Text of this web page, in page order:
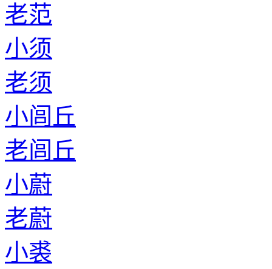
老范
小须
老须
小闾丘
老闾丘
小蔚
老蔚
小裘